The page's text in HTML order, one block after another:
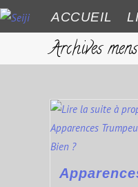
ACCUEIL
Archives